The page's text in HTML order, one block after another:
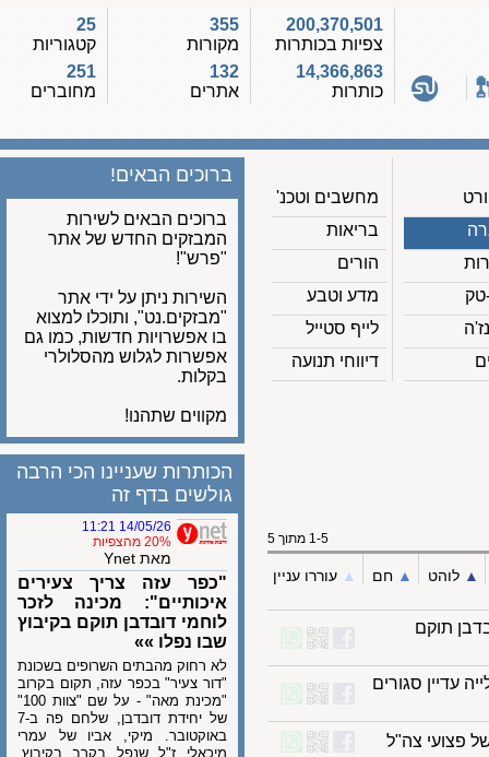
200,370,501
צפיות בכותרות
14,366,863
כותרות
355
מקורות
132
אתרים
קטגוריות
251
מחוברים
מחשבים וטכנ'
בריאות
הורים
מדע וטבע
לייף סטייל
דיווחי תנועה
ברוכים הבאים!
ברוכים הבאים לשירות
המבזקים החדש של אתר
"פרש"!
השירות ניתן על ידי אתר
"מבזקים.נט", ותוכלו למצוא
בו אפשרויות חדשות, כמו גם
אפשרות לגלוש מהסלולרי
בקלות.
מקווים שתהנו!
לוהט ▲︎ חם ▲︎ עוררו עניין
תוקם
סגורים
צה"ל
הכותרות שעניינו הכי הרבה
גולשים בדף זה
14/05/26 11:21
20% מהצפיות
מאת Ynet
"כפר עזה צריך צעירים
איכותיים": מכינה לזכר
לוחמי דובדבן תוקם בקיבוץ
שבו נפלו »»
לא רחוק מהבתים השרופים בשכונת
"דור צעיר" בכפר עזה, תקום בקרוב
"מכינת מאה" - על שם "צוות 100"
באוקטובר. מיקי, אביו של עמרי
מיכאלי ז"ל שנפל בקרב בקיבוץ,